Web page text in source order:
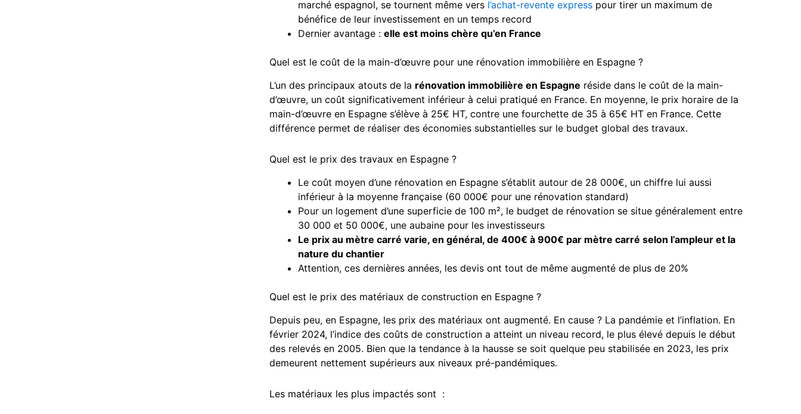
marché espagnol, se tournent même vers l’achat-revente express pour tirer un maximum de
bénéfice de leur investissement en un temps record
Dernier avantage : elle est moins chère qu’en France
Quel est le coût de la main-d’œuvre pour une rénovation immobilière en Espagne ?
L’un des principaux atouts de la rénovation immobilière en Espagne réside dans le coût de la main-
d’œuvre, un coût significativement inférieur à celui pratiqué en France. En moyenne, le prix horaire de la
main-d’œuvre en Espagne s’élève à 25€ HT, contre une fourchette de 35 à 65€ HT en France. Cette
différence permet de réaliser des économies substantielles sur le budget global des travaux.
Quel est le prix des travaux en Espagne ?
Le coût moyen d’une rénovation en Espagne s’établit autour de 28 000€, un chiffre lui aussi
inférieur à la moyenne française (60 000€ pour une rénovation standard)
Pour un logement d’une superficie de 100 m², le budget de rénovation se situe généralement entre
30 000 et 50 000€, une aubaine pour les investisseurs
Le prix au mètre carré varie, en général, de 400€ à 900€ par mètre carré selon l’ampleur et la
nature du chantier
Attention, ces dernières années, les devis ont tout de même augmenté de plus de 20%
Quel est le prix des matériaux de construction en Espagne ?
Depuis peu, en Espagne, les prix des matériaux ont augmenté. En cause ? La pandémie et l’inflation. En
février 2024, l’indice des coûts de construction a atteint un niveau record, le plus élevé depuis le début
des relevés en 2005. Bien que la tendance à la hausse se soit quelque peu stabilisée en 2023, les prix
demeurent nettement supérieurs aux niveaux pré-pandémiques.
Les matériaux les plus impactés sont :